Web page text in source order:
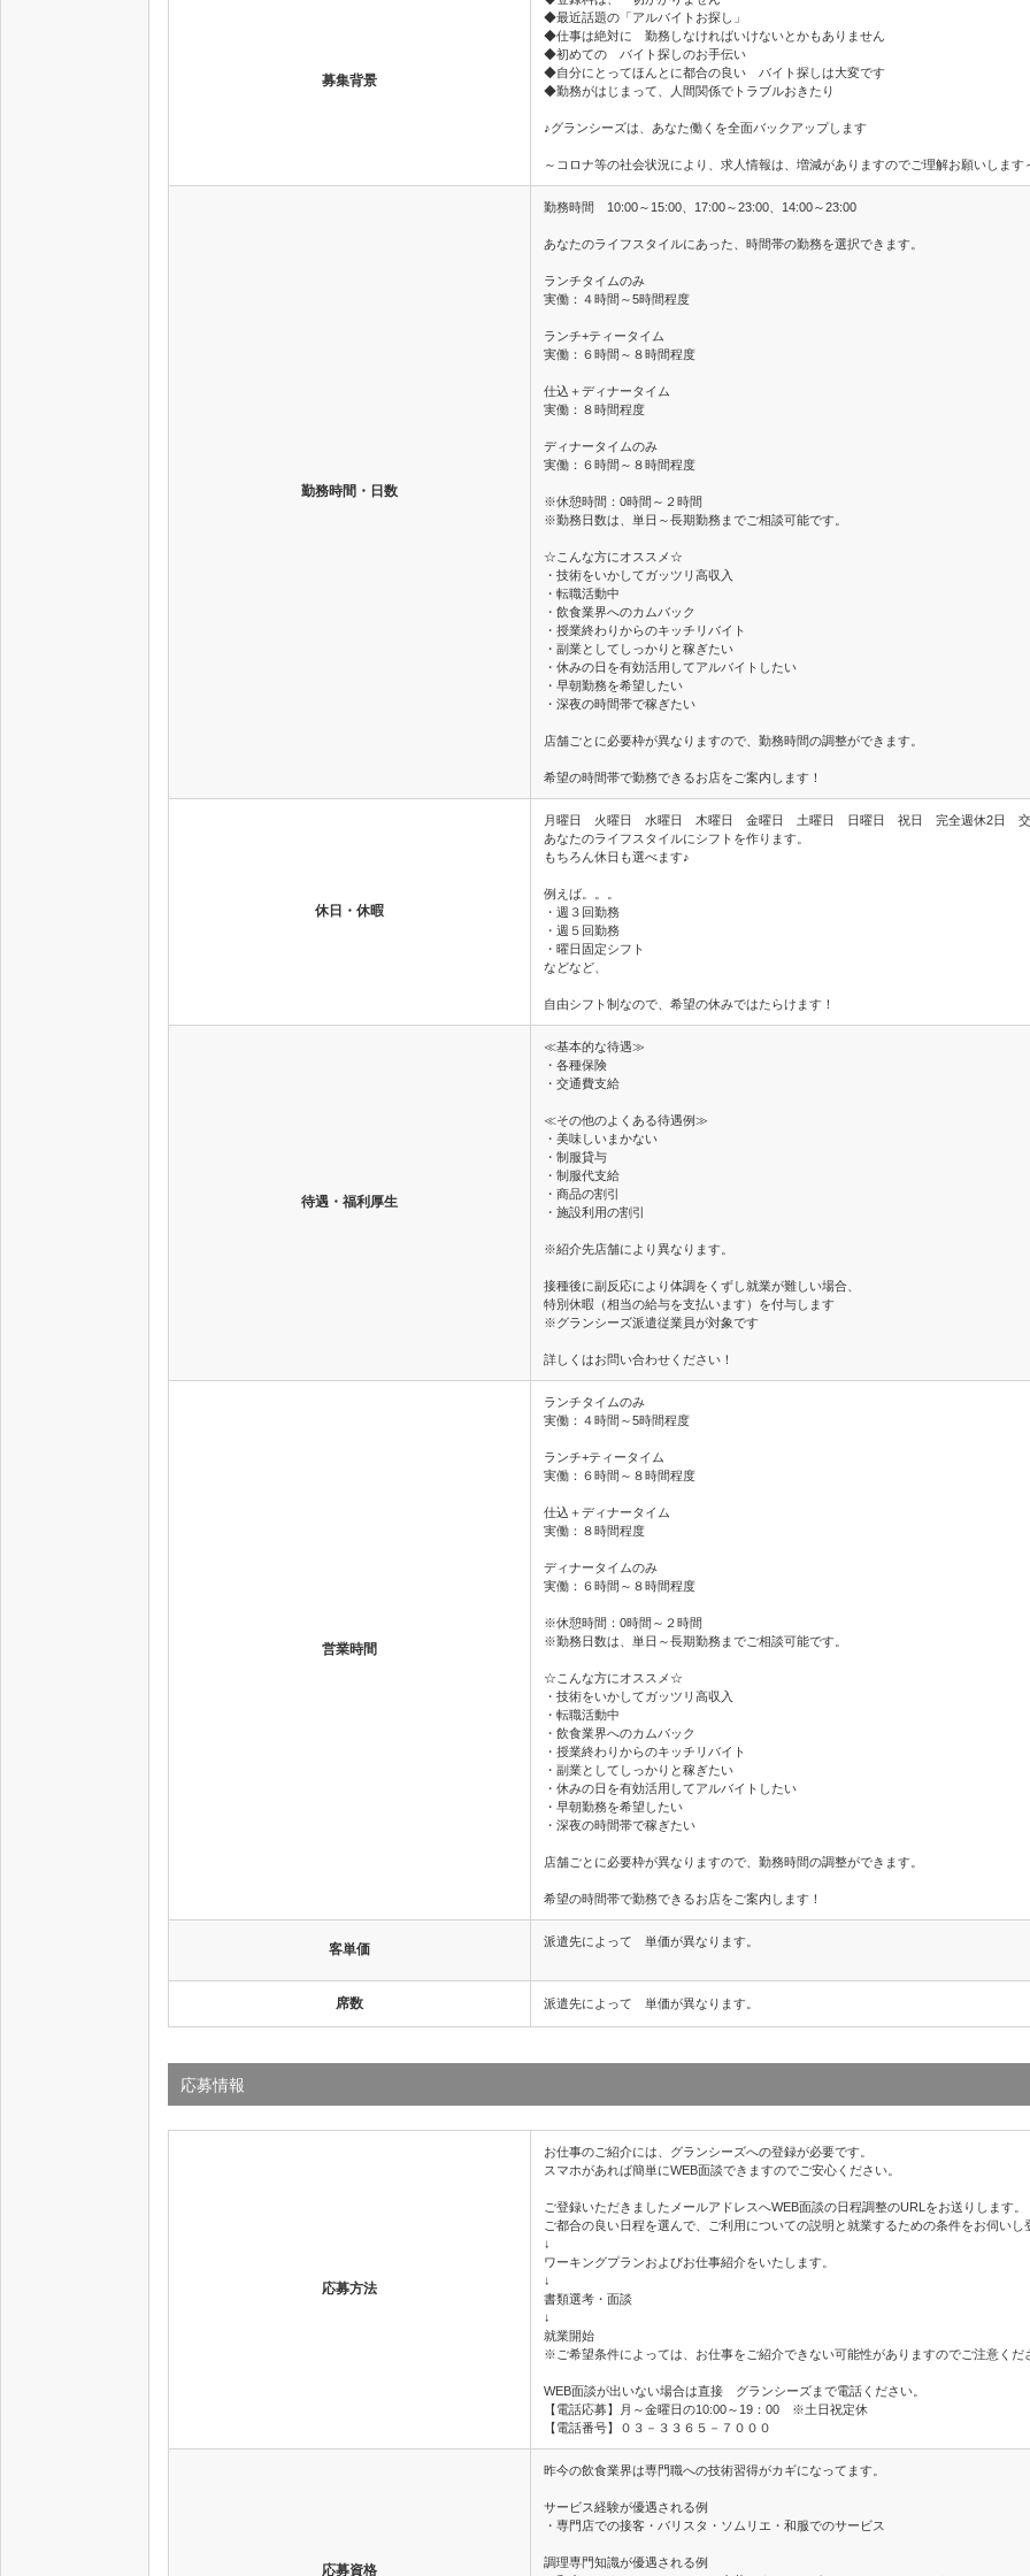
募集背景
◆最近話題の「アルバイトお探し」
◆仕事は絶対に 勤務しなければいけないとかもありません
◆初めての バイト探しのお手伝い
◆自分にとってほんとに都合の良い バイト探しは大変です
◆勤務がはじまって、人間関係でトラブルおきたり
♪グランシーズは、あなた働くを全面バックアップします
～コロナ等の社会状況により、求人情報は、増減がありますのでご理解お願いします
勤務時間・日数
勤務時間 10:00～15:00、17:00～23:00、14:00～23:00
あなたのライフスタイルにあった、時間帯の勤務を選択できます。
ランチタイムのみ
実働：４時間～5時間程度
ランチ+ティータイム
実働：６時間～８時間程度
仕込＋ディナータイム
実働：８時間程度
ディナータイムのみ
実働：６時間～８時間程度
※休憩時間：0時間～２時間
※勤務日数は、単日～長期勤務までご相談可能です。
☆こんな方にオススメ☆
・技術をいかしてガッツリ高収入
・転職活動中
・飲食業界へのカムバック
・授業終わりからのキッチリバイト
・副業としてしっかりと稼ぎたい
・休みの日を有効活用してアルバイトしたい
・早朝勤務を希望したい
・深夜の時間帯で稼ぎたい
店舗ごとに必要枠が異なりますので、勤務時間の調整ができます。
希望の時間帯で勤務できるお店をご案内します！
休日・休暇
月曜日 火曜日 水曜日 木曜日 金曜日 土曜日 日曜日 祝日 完全週休2日 交
あなたのライフスタイルにシフトを作ります。
もちろん休日も選べます♪
例えば。。。
・週３回勤務
・週５回勤務
・曜日固定シフト
などなど、
自由シフト制なので、希望の休みではたらけます！
待遇・福利厚生
≪基本的な待遇≫
・各種保険
・交通費支給
≪その他のよくある待遇例≫
・美味しいまかない
・制服貸与
・制服代支給
・商品の割引
・施設利用の割引
※紹介先店舗により異なります。
接種後に副反応により体調をくずし就業が難しい場合、
特別休暇（相当の給与を支払います）を付与します
※グランシーズ派遣従業員が対象です
詳しくはお問い合わせください！
営業時間
ランチタイムのみ
実働：４時間～5時間程度
ランチ+ティータイム
実働：６時間～８時間程度
仕込＋ディナータイム
実働：８時間程度
ディナータイムのみ
実働：６時間～８時間程度
※休憩時間：0時間～２時間
※勤務日数は、単日～長期勤務までご相談可能です。
☆こんな方にオススメ☆
・技術をいかしてガッツリ高収入
・転職活動中
・飲食業界へのカムバック
・授業終わりからのキッチリバイト
・副業としてしっかりと稼ぎたい
・休みの日を有効活用してアルバイトしたい
・早朝勤務を希望したい
・深夜の時間帯で稼ぎたい
店舗ごとに必要枠が異なりますので、勤務時間の調整ができます。
希望の時間帯で勤務できるお店をご案内します！
客単価 派遣先によって 単価が異なります。
席数 派遣先によって 単価が異なります。
応募情報
応募方法
お仕事のご紹介には、グランシーズへの登録が必要です。
スマホがあれば簡単にWEB面談できますのでご安心ください。
ご登録いただきましたメールアドレスへWEB面談の日程調整のURLをお送りします。
ご都合の良い日程を選んで、ご利用についての説明と就業するための条件をお伺いし
↓
ワーキングプランおよびお仕事紹介をいたします。
↓
書類選考・面談
↓
就業開始
※ご希望条件によっては、お仕事をご紹介できない可能性がありますのでご注意くだ
WEB面談が出いない場合は直接 グランシーズまで電話ください。
【電話応募】月～金曜日の10:00～19：00 ※土日祝定休
【電話番号】０３－３３６５－７０００
応募資格
昨今の飲食業界は専門職への技術習得がカギになってます。
サービス経験が優遇される例
・専門店での接客・バリスタ・ソムリエ・和服でのサービス
調理専門知識が優遇される例